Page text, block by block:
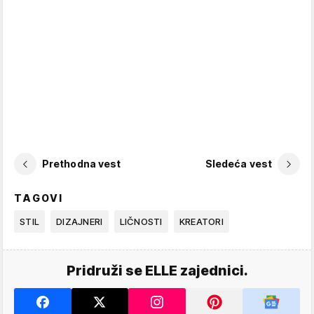
Prethodna vest Sledeća vest
TAGOVI
STIL DIZAJNERI LIČNOSTI KREATORI
Pridruži se ELLE zajednici.